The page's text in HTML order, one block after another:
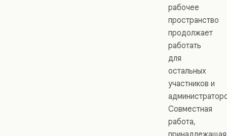
рабочее
пространство
продолжает
работать
для
остальных
участников и
Совместная
работа,